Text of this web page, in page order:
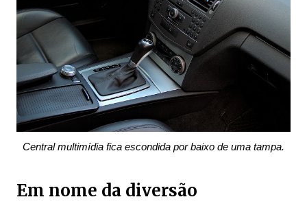
Central multimídia fica escondida por baixo de uma tampa.
Em nome da diversão